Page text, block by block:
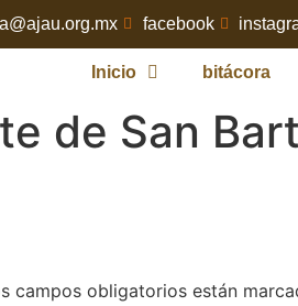
facebook
Inicio bitácora
de San
campos obligatorios están